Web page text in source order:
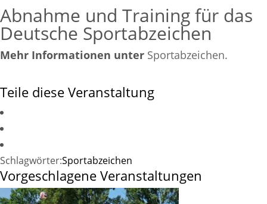
Abnahme und Training für das
Deutsche Sportabzeichen
Mehr Informationen unter Sportabzeichen.
Teile diese Veranstaltung
Schlagwörter:Sportabzeichen
Vorgeschlagene Veranstaltungen